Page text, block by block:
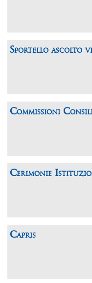
Sportello ascolto
Commissioni
Cerimonie
Capris